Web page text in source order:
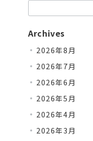
Archives
2026年8月
2026年7月
2026年6月
2026年5月
2026年4月
2026年3月